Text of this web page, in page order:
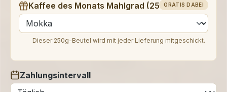
GRATIS DABEI
Kaffee des Monats Mahlgrad (250 g)
auswählen
Dieser 250g-Beutel wird mit jeder Lieferung mitgeschickt.
Zahlungsintervall
auswählen